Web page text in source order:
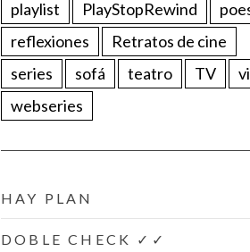
playlist
PlayStopRewind
reflexiones
Retratos de cine
series
sofá teatro TV
webseries
HAY PLAN
DOBLE CHECK ✓✓